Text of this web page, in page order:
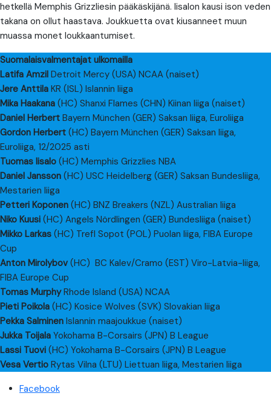
hetkellä Memphis Grizzliesin pääkäskijänä. Iisalon kausi ison veden
takana on ollut haastava. Joukkuetta ovat kiusanneet muun
muassa monet loukkaantumiset.
Suomalaisvalmentajat ulkomailla
Latifa Amzil Detroit Mercy (USA) NCAA (naiset)
Jere Anttila KR (ISL) Islannin liiga
Mika Haakana (HC) Shanxi Flames (CHN) Kiinan liiga (naiset)
Daniel Herbert Bayern München (GER) Saksan liiga, Euroliiga
Gordon Herbert (HC) Bayern München (GER) Saksan liiga,
Euroliiga, 12/2025 asti
Tuomas Iisalo (HC) Memphis Grizzlies NBA
Daniel Jansson (HC) USC Heidelberg (GER) Saksan Bundesliiga,
Mestarien liiga
Petteri Koponen (HC) BNZ Breakers (NZL) Australian liiga
Niko Kuusi (HC) Angels Nördlingen (GER) Bundesliiga (naiset)
Mikko Larkas (HC) Trefl Sopot (POL) Puolan liiga, FIBA Europe
Cup
Anton Mirolybov (HC) BC Kalev/Cramo (EST) Viro-Latvia-liiga,
FIBA Europe Cup
Tomas MurphyRhode Island (USA) NCAA
Pieti Poikola (HC) Kosice Wolves (SVK) Slovakian liiga
Pekka Salminen Islannin maajoukkue (naiset)
Jukka Toijala Yokohama B-Corsairs (JPN) B League
Lassi Tuovi (HC) Yokohama B-Corsairs (JPN) B League
Vesa Vertio Rytas Vilna (LTU) Liettuan liiga, Mestarien liiga
Facebook